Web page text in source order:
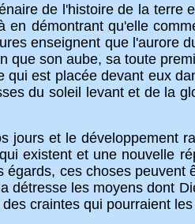
de l'histoire de la terre
en démontrant qu'elle
enseignent que l'aurore
que son aube, sa toute
est placée devant eux
du soleil levant et de la
et le développement
existent et une nouvelle
ces choses
détresse les moyens dont
craintes qui pourraient